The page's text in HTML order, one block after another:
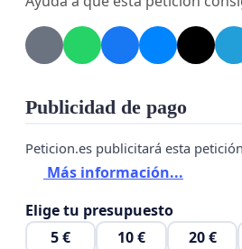
en absoluto con sus obligaciones
población.BASTA YA, SE PIDE
EL PORTIL EXISTE. LA
Publicidad de pago
Peticion.es publicitará esta
Más información...
Elige tu presupuesto
5 €
10 € 20 €